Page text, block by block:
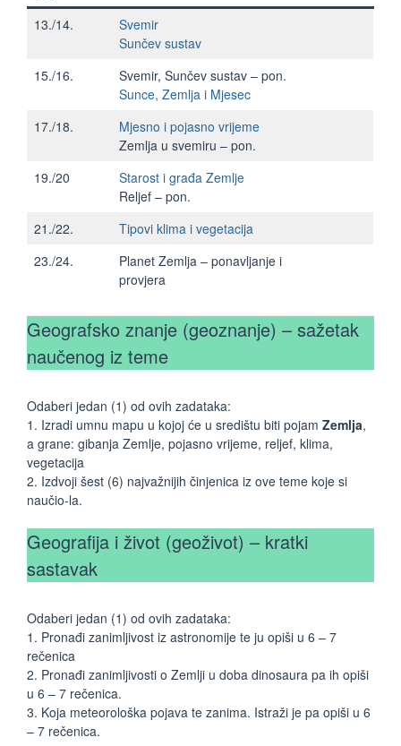
13./14.
Svemir
Sunčev sustav
15./16.
Svemir, Sunčev sustav – pon.
Sunce, Zemlja i Mjesec
17./18.
Mjesno i pojasno vrijeme
Zemlja u svemiru – pon.
19./20
Starost i građa Zemlje
Reljef – pon.
21./22.
Tipovi klima i vegetacija
23./24.
Planet Zemlja – ponavljanje i
provjera
Geografsko znanje (geoznanje) – sažetak
naučenog iz teme
Odaberi jedan (1) od ovih zadataka:
1. Izradi umnu mapu u kojoj će u središtu biti pojam Zemlja,
a grane: gibanja Zemlje, pojasno vrijeme, reljef, klima,
vegetacija
2. Izdvoji šest (6) najvažnijih činjenica iz ove teme koje si
naučio-la.
Geografija i život (geoživot) – kratki
sastavak
Odaberi jedan (1) od ovih zadataka:
1. Pronađi zanimljivost iz astronomije te ju opiši u 6 – 7
rečenica
2. Pronađi zanimljivosti o Zemlji u doba dinosaura pa ih opiši
u 6 – 7 rečenica.
3. Koja meteorološka pojava te zanima. Istraži je pa opiši u 6
– 7 rečenica.